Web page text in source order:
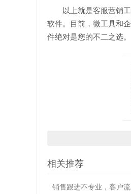
以上就是客服营销
软件。目前，微工具和
件绝对是您的不二之选。
相关推荐
销售跟进不专业，客户